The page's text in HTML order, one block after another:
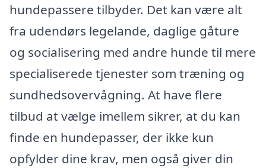
hundepassere tilbyder. Det kan være alt
fra udendørs legelande, daglige gåture
og socialisering med andre hunde til mere
specialiserede tjenester som træning og
sundhedsovervågning. At have flere
tilbud at vælge imellem sikrer, at du kan
finde en hundepasser, der ikke kun
opfylder dine krav, men også giver din